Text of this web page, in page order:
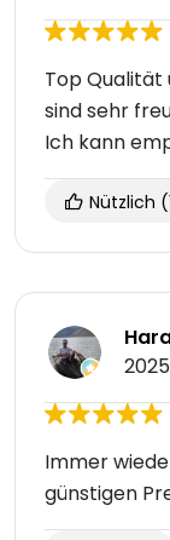
Top Qualität
sind sehr
Ich kann
Nützlich
Immer
günstigen